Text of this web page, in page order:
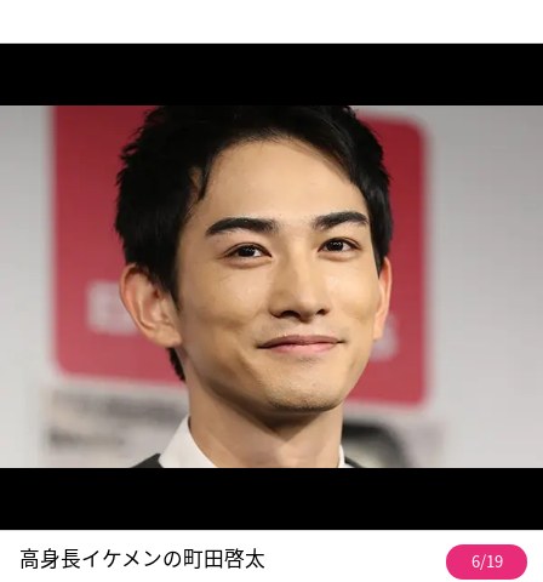
高身長イケメンの町田啓太 6/19